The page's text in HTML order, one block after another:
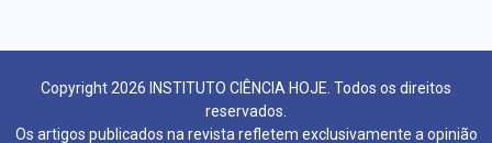
Copyright 2026 INSTITUTO CIÊNCIA HOJE. Todos os direitos
reservados.
Os artigos publicados na revista refletem exclusivamente a opinião